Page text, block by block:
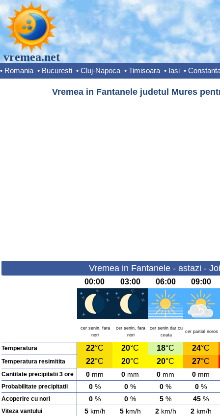
vremea.net
• Romania • Bucuresti • Cluj-Napoca • Timisoara • Iasi •
Vremea in Fantanele judetul Mures
Vremea in Fantanele - astazi -
00:00 03:00 06:00 09:00
cer senin, fara
nori
cer senin, fara
nori
cer senin dar cu
ceata
cer partial noros
Temperatura 22°C 20°C 18°C 24°C
Temperatura resimitita 22°C 20°C 20°C 27°C
Cantitate precipitatii 3 ore 0 mm 0 mm 0 mm 0 mm
Probabilitate precipitatii 0 % 0 % 0 % 0 %
Acoperire cu nori 0 % 0 % 5 % 45 %
Viteza vantului 5km/h 5km/h 2km/h 2km/h